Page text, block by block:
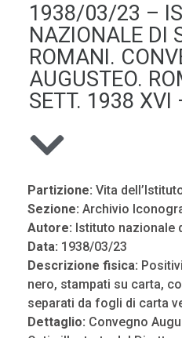
1938/03/23 –
NAZIONALE DI
ROMANI.
AUGUSTEO.
SETT. 1938 XVI
Partizione: Vita
Sezione: Archivio
Autore: Istituto nazionale
Data: 1938/03/23
Descrizione fisica:
nero, stampati su carta,
separati da fogli di carta
Dettaglio: Convegno